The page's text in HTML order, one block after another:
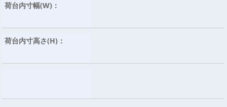
荷台内寸幅(W)：
荷台内寸高さ(H)：